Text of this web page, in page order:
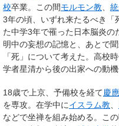
校卒業。この間モルモン教、
3年の頃、いずれ来たるべき「
た中学3年で罹った日本脳炎
明中の妄想の記憶と、あとで
「死」について考えた。高校
学者星清から後の出家への動機
18歳で上京、予備校を経て慶
を専攻。在学中にイスラム教
などで坐禅を組み始める。こ